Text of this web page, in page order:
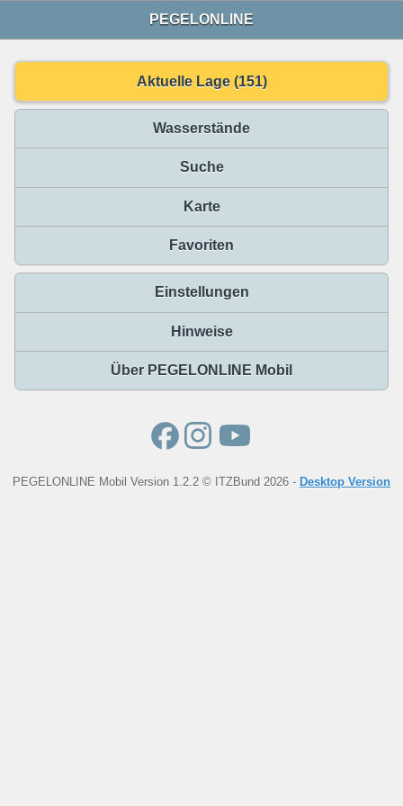
PEGELONLINE
Aktuelle Lage (151)
Wasserstände
Suche
Karte
Favoriten
Einstellungen
Hinweise
Über PEGELONLINE Mobil
PEGELONLINE Mobil Version 1.2.2 © ITZBund 2026 - Desktop Version